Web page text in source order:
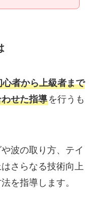
心者から上級者まで
せた指導を行うも
波の取り方、テイ
さらなる技術向上
を指導します。